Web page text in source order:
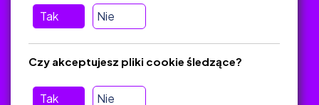
Baza materiałów dydaktycznych
Jak zostać autorem
Tak Nie
Tak Nie
Czy akceptujesz pliki cookie śledzące?